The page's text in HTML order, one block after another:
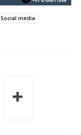
Social media